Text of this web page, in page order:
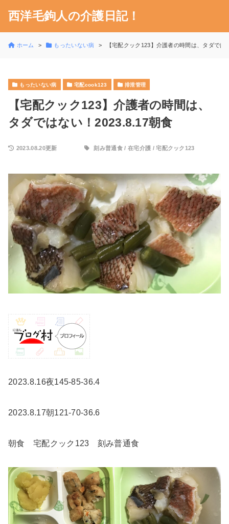
西洋毛鉤人の介護日記！
ホーム もったいない病 【宅配クック123】介護者の時間は、タダでは
もったいない病 宅配cook123 排泄管理
【宅配クック123】介護者の時間は、
タダではない！2023.8.17朝食
2023.08.20更新 刻み普通食/ 在宅介護 /宅配クック123
2023.8.16夜145-85-36.4
2023.8.17朝121-70-36.6
朝食 宅配クック123 刻み普通食